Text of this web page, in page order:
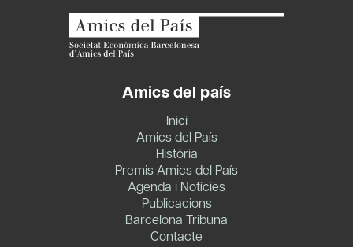
Amics del país
Inici
Amics del País
Història
Premis Amics del País
Agenda i Notícies
Publicacions
Barcelona Tribuna
Contacte